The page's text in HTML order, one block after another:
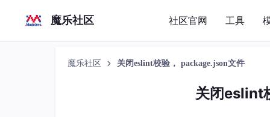
魔乐社区 社区官网 工具
魔乐社区 关闭eslint校验， package.json文件
关闭eslint